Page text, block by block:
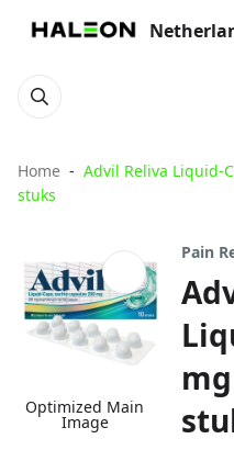
Home
Advil Reliva Liquid-
stuks
Optimized Main
Image
Pain